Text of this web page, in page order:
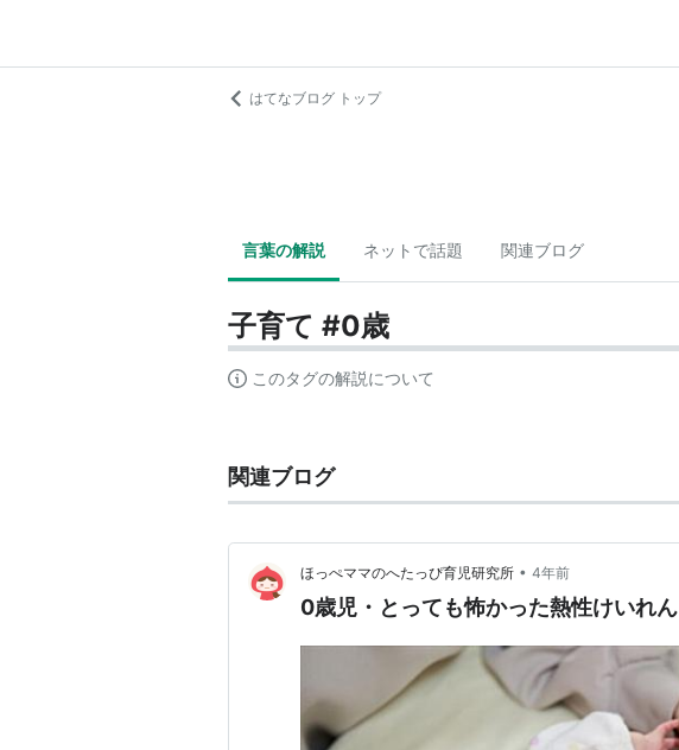
はてなブログ トップ
言葉の解説 ネットで話題 関連ブログ
子育て #0歳
このタグの解説について
関連ブログ
ほっぺママのへたっぴ育児研究所 • 4年前
0歳児・とっても怖かった熱性けいれん